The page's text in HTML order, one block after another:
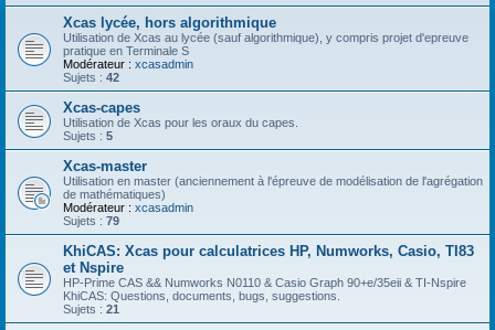
Xcas lycée, hors algorithmique
Utilisation de Xcas au lycée (sauf algorithmique), y compris projet d'epreuve
pratique en Terminale S
Modérateur : xcasadmin
Sujets : 42
Xcas-capes
Utilisation de Xcas pour les oraux du capes.
Sujets : 5
Xcas-master
Utilisation en master (anciennement à l'épreuve de modélisation de l'agrégation
de mathématiques)
Modérateur : xcasadmin
Sujets : 79
KhiCAS: Xcas pour calculatrices HP, Numworks, Casio, TI83
et Nspire
HP-Prime CAS && Numworks N0110 & Casio Graph 90+e/35eii & TI-Nspire
KhiCAS: Questions, documents, bugs, suggestions.
Sujets : 21